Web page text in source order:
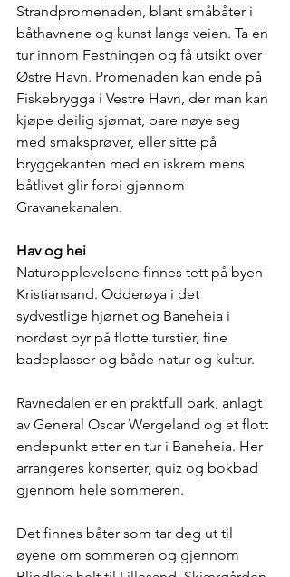
Strandpromenaden, blant småbåter i
båthavnene og kunst langs veien. Ta en
tur innom Festningen og få utsikt over
Østre Havn. Promenaden kan ende på
Fiskebrygga i Vestre Havn, der man kan
kjøpe deilig sjømat, bare nøye seg
med smaksprøver, eller sitte på
bryggekanten med en iskrem mens
båtlivet glir forbi gjennom
Gravanekanalen.
Hav og hei
Naturopplevelsene finnes tett på byen
Kristiansand. Odderøya i det
sydvestlige hjørnet og Baneheia i
nordøst byr på flotte turstier, fine
badeplasser og både natur og kultur.
Ravnedalen er en praktfull park, anlagt
av General Oscar Wergeland og et flott
endepunkt etter en tur i Baneheia. Her
arrangeres konserter, quiz og bokbad
gjennom hele sommeren.
Det finnes båter som tar deg ut til
øyene om sommeren og gjennom